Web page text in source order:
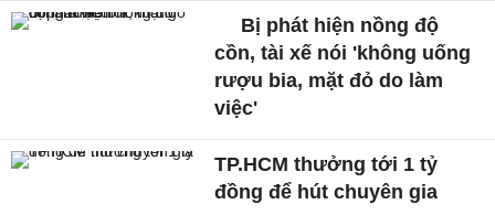
Bị phát hiện nồng độ
cồn, tài xế nói 'không uống
rượu bia, mặt đỏ do làm
việc'
TP.HCM thưởng tới 1 tỷ
đồng để hút chuyên gia